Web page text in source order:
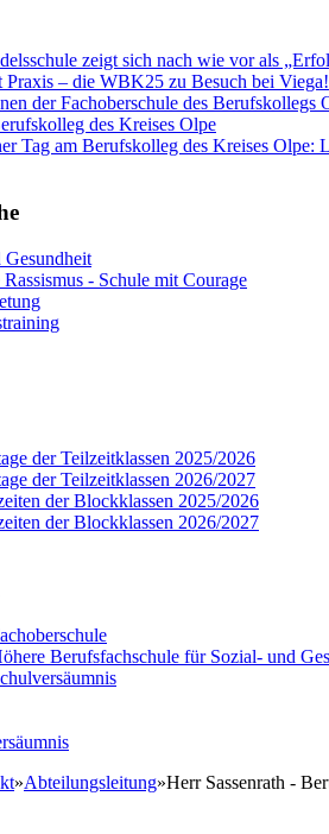
zeigt sich nach wie vor als
– die WBK25 zu Besuch bei Viega!
der Fachoberschule des Berufskollegs
des Kreises Olpe
Tag am Berufskolleg des Kreises Olpe:
Rassismus - Schule mit Courage
der Teilzeitklassen 2025/2026
der Teilzeitklassen 2026/2027
der Blockklassen 2025/2026
der Blockklassen 2026/2027
Berufsfachschule für Sozial- und
»Abteilungsleitung»Herr Sassenrath -